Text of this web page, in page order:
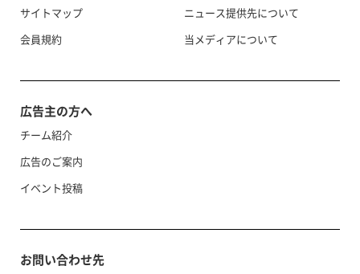
サイトマップ
会員規約
ニュース提供先について
当メディアについて
広告主の方へ
チーム紹介
広告のご案内
イベント投稿
お問い合わせ先